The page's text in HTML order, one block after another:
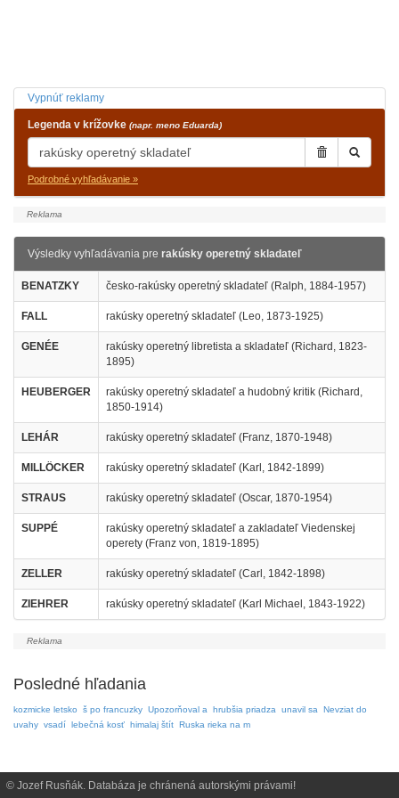
Vypnúť reklamy
Legenda v krížovke (napr. meno Eduarda)
Podrobné vyhľadávanie »
Výsledky vyhľadávania pre rakúsky operetný skladateľ
BENATZKY česko-rakúsky operetný skladateľ (Ralph, 1884-1957)
FALL rakúsky operetný skladateľ (Leo, 1873-1925)
GENÉE
rakúsky operetný libretista a skladateľ (Richard, 1823-
1895)
HEUBERGER
rakúsky operetný skladateľ a hudobný kritik (Richard,
1850-1914)
LEHÁR rakúsky operetný skladateľ (Franz, 1870-1948)
MILLÖCKER rakúsky operetný skladateľ (Karl, 1842-1899)
STRAUS rakúsky operetný skladateľ (Oscar, 1870-1954)
SUPPÉ
rakúsky operetný skladateľ a zakladateľ Viedenskej
operety (Franz von, 1819-1895)
ZELLER rakúsky operetný skladateľ (Carl, 1842-1898)
ZIEHRER rakúsky operetný skladateľ (Karl Michael, 1843-1922)
Posledné hľadania
kozmicke letsko š po francuzky Upozorňoval a hrubšia priadza unavil sa
Nevziat do
uvahy vsadí lebečná kosť himalaj štít Ruska rieka na m
© Jozef Rusňák. Databáza je chránená autorskými právami!